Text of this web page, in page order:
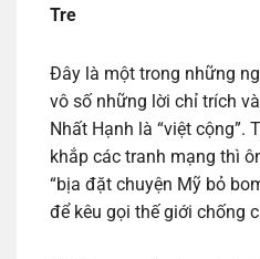
Tre
Đây là một trong những
vô số những lời chỉ trích
Nhất Hạnh là “việt cộng”.
khắp các tranh mạng thì
“bịa đặt chuyện Mỹ bỏ
để kêu gọi thế giới chống